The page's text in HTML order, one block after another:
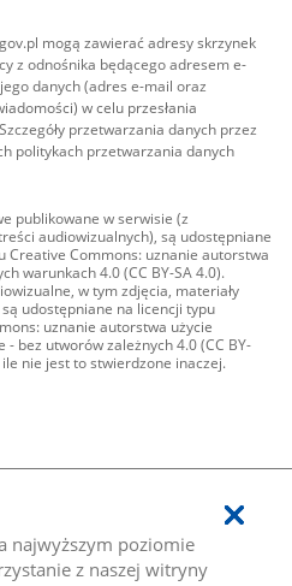
najwyższym poziomie
z naszej witryny
mogą zawierać adresy skrzynek
z odnośnika będącego adresem e-
danych (adres e-mail oraz
w celu przesłania
przetwarzania danych przez
politykach przetwarzania danych
publikowane w serwisie (z
audiowizualnych), są udostępniane
Creative Commons: uznanie autorstwa
warunkach 4.0 (CC BY-SA 4.0).
w tym zdjęcia, materiały
udostępniane na licencji typu
uznanie autorstwa użycie
- bez utworów zależnych 4.0 (CC BY-
ile nie jest to stwierdzone inaczej.